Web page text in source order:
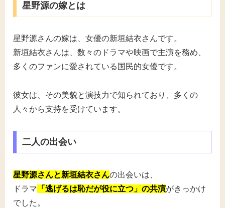
星野源の嫁とは
星野源さんの嫁は、女優の新垣結衣さんです。
新垣結衣さんは、数々のドラマや映画で主演を務め、
多くのファンに愛されている国民的女優です。
彼女は、その美貌と演技力で知られており、多くの
人々から支持を受けています。
二人の出会い
星野源さんと新垣結衣さんの出会いは、
ドラマ 「逃げるは恥だが役に立つ」の共演がきっかけ
でした。